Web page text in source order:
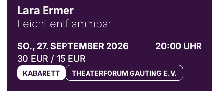
Lara Ermer
Leicht entflammbar
SO., 27. SEPTEMBER 2026
20:00 UHR
30 EUR / 15 EUR
KABARETT THEATERFORUM GAUTING E.V.